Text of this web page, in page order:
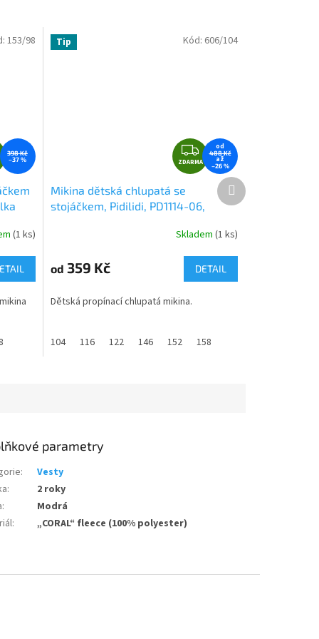
398 Kč
–37 %
(1 ks)
153/98 Tip
Z
D
R
M
A
ZDARMA
od
488 Kč
až
–26 %
Mikina dětská chlupatá se
stojáčkem, Pidilidi, PD1114-06,
produktu
je
z
Skladem(1 ks)
od 359 Kč DETAIL
Dětská propínací chlupatá mikina.
104 116 122 146 152 158
Kód: 606/104
Další
produkt
parametry
:
Vesty
:
2 roky
:
Modrá
: „CORAL“ fleece (100% polyester)